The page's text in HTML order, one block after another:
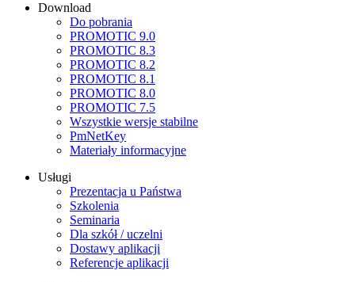
Download
Do pobrania
PROMOTIC 9.0
PROMOTIC 8.3
PROMOTIC 8.2
PROMOTIC 8.1
PROMOTIC 8.0
PROMOTIC 7.5
Wszystkie wersje stabilne
PmNetKey
Materiały informacyjne
Usługi
Prezentacja u Państwa
Szkolenia
Seminaria
Dla szkół / uczelni
Dostawy aplikacji
Referencje aplikacji